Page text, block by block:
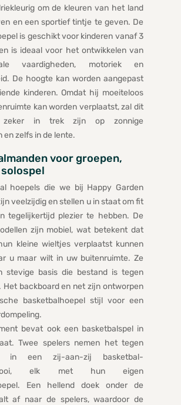
om de kleuren van het land
en een sportief tintje te geven. De
is geschikt voor kinderen vanaf 3
is ideaal voor het ontwikkelen van
vaardigheden, motoriek en
De hoogte kan worden aangepast
kinderen. Omdat hij moeiteloos
kan worden verplaatst, zal dit
zeker in trek zijn op zonnige
en zelfs in de lente.
voor groepen,
hoepels die we bij Happy Garden
veelzijdig en stellen u in staat om fit
tegelijkertijd plezier te hebben. De
zijn mobiel, wat betekent dat
kleine wieltjes verplaatst kunnen
u maar wilt in uw buitenruimte. Ze
stevige basis die bestand is tegen
Het backboard en net zijn ontworpen
basketbalhoepel stijl voor een
bevat ook een basketbalspel in
Twee spelers nemen het tegen
in een zij-aan-zij basketbal-
elk met hun eigen
Een hellend doek onder de
af naar de spelers, waardoor de